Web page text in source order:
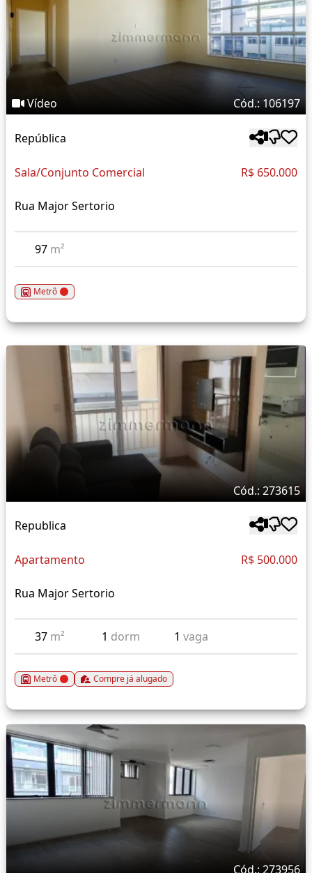
Vídeo Cód.: 106197
República
Sala/Conjunto Comercial R$ 650.000
Rua Major Sertorio
97 m²
Metrô
Cód.: 273615
Republica
Apartamento R$ 500.000
Rua Major Sertorio
37 m² 1 dorm 1vaga
Metrô Compre já alugado
Cód.: 273956